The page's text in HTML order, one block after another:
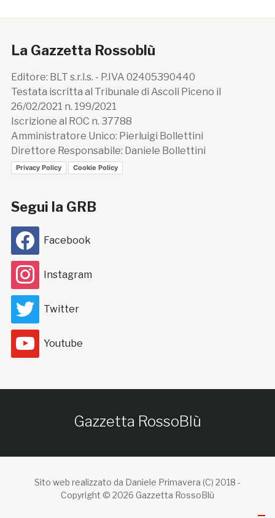
La Gazzetta Rossoblù
Editore: BLT s.r.l.s. - P.IVA 02405390440
Testata iscritta al Tribunale di Ascoli Piceno il
26/02/2021 n. 199/2021
Iscrizione al ROC n. 37788
Amministratore Unico: Pierluigi Bollettini
Direttore Responsabile: Daniele Bollettini
Privacy Policy Cookie Policy
Segui la GRB
Facebook
Instagram
Twitter
Youtube
Gazzetta RossoBlù
Sito web realizzato da Daniele Primavera (C) 2018 -
Copyright © 2026 Gazzetta RossoBlù